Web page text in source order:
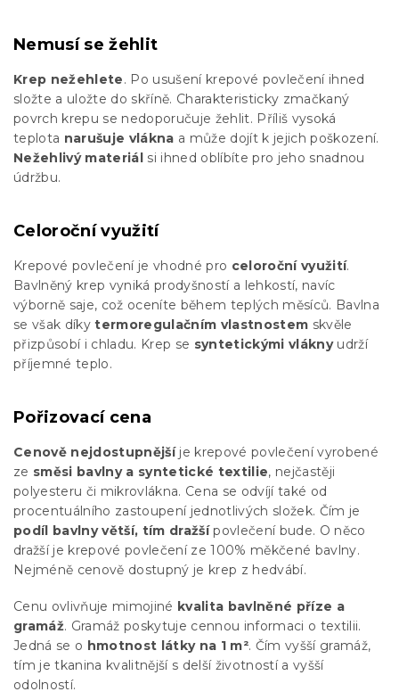
Nemusí se žehlit
Krep nežehlete. Po usušení krepové povlečení ihned
složte a uložte do skříně. Charakteristicky zmačkaný
povrch krepu se nedoporučuje žehlit. Příliš vysoká
teplota narušuje vlákna a může dojít k jejich poškození.
Nežehlivý materiál si ihned oblíbíte pro jeho snadnou
údržbu.
Celoroční využití
Krepové povlečení je vhodné pro celoroční využití.
Bavlněný krep vyniká prodyšností a lehkostí, navíc
výborně saje, což oceníte během teplých měsíců. Bavlna
se však díkytermoregulačním vlastnostem skvěle
přizpůsobí i chladu. Krep se syntetickými vláknyudrží
příjemné teplo.
Pořizovací cena
Cenově nejdostupnějšíje krepové povlečení vyrobené
ze směsi bavlny a syntetické textilie, nejčastěji
polyesteru či mikrovlákna. Cena se odvíjí také od
procentuálního zastoupení jednotlivých složek. Čím je
podíl bavlny větší, tím dražšípovlečení bude. O něco
dražší je krepové povlečení ze 100% měkčené bavlny.
Nejméně cenově dostupný je krep z hedvábí.
Cenu ovlivňuje mimojiné kvalita bavlněné příze a
gramáž. Gramáž poskytuje cennou informaci o textilii.
Jedná se o hmotnost látky na 1 m². Čím vyšší gramáž,
tím je tkanina kvalitnější s delší životností a vyšší
odolností.